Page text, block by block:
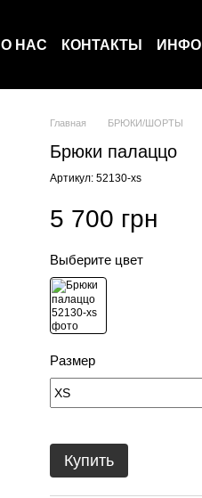
О НАС КОНТАКТЫ ИНФО
Главная БРЮКИ/ШОРТЫ
Брюки палаццо
Артикул: 52130-xs
5 700 грн
Выберите цвет
Размер
Купить